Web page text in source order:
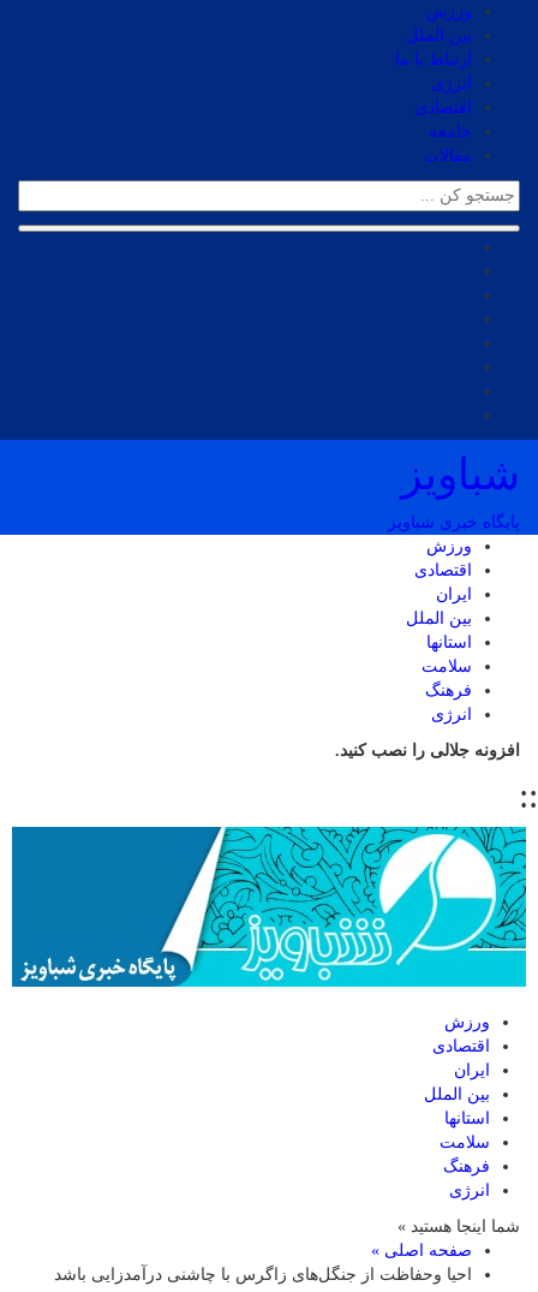
ورزش
بین الملل
ارتباط با ما
انرژی
اقتصادی
جامعه
مقالات
شباویز
پایگاه خبری شباویز
ورزش
اقتصادی
ایران
بین الملل
استانها
سلامت
فرهنگ
انرژی
افزونه جلالی را نصب کنید.
::
ورزش
اقتصادی
ایران
بین الملل
استانها
سلامت
فرهنگ
انرژی
شما اینجا هستید »
صفحه اصلی »
احیا وحفاظت از جنگل‌های زاگرس با چاشنی درآمدزایی باشد